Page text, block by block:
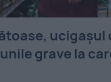
ucigașul
grave la